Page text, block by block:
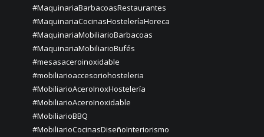
#MaquinariaBarbacoasRestaurantes
#MaquinariaCocinasHosteleríaHoreca
#MaquinariaMobiliarioBarbacoas
#MaquinariaMobiliarioBufés
#mesasaceroinoxidable
#mobiliarioaccesoriohosteleria
#MobiliarioAceroInoxHostelería
#MobiliarioAceroInoxidable
#MobiliarioBBQ
#MobiliarioCocinasDiseñoInteriorismo